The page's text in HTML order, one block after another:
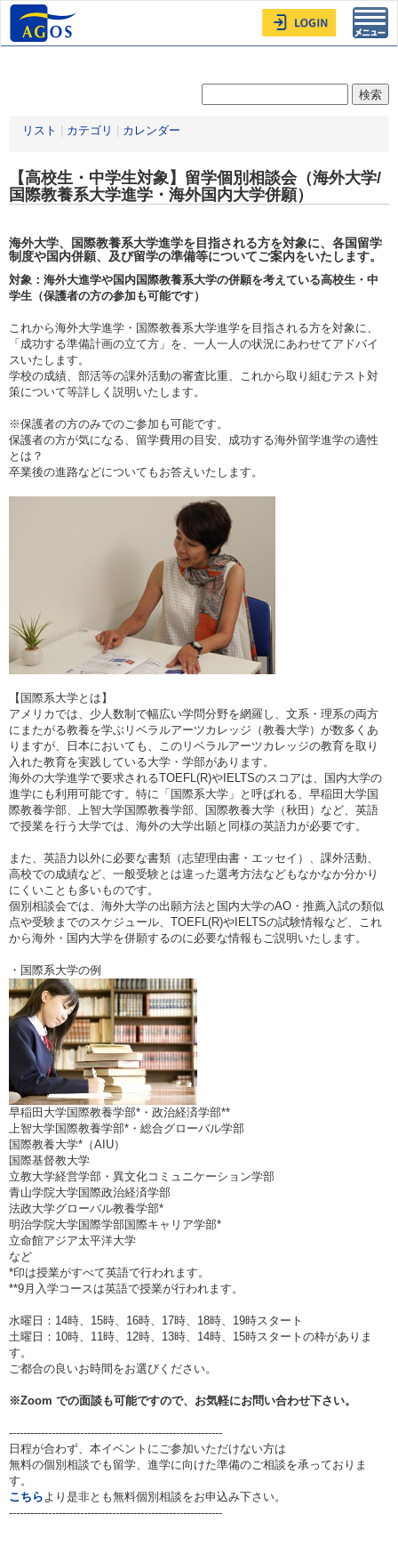
リスト カテゴリ カレンダー
【高校生・中学生対象】留学個別相談会（海外大学/
国際教養系大学進学・海外国内大学併願）
海外大学、国際教養系大学進学を目指される方を対象に、各国留学
制度や国内併願、及び留学の準備等についてご案内をいたします。
対象：海外大進学や国内国際教養系大学の併願を考えている高校生・中
学生（保護者の方の参加も可能です）
これから海外大学進学・国際教養系大学進学を目指される方を対象に、
「成功する準備計画の立て方」を、一人一人の状況にあわせてアドバイ
スいたします。
学校の成績、部活等の課外活動の審査比重、これから取り組むテスト対
策について等詳しく説明いたします。
※保護者の方のみでのご参加も可能です。
保護者の方が気になる、留学費用の目安、成功する海外留学進学の適性
とは？
卒業後の進路などについてもお答えいたします。
【国際系大学とは】
アメリカでは、少人数制で幅広い学問分野を網羅し、文系・理系の両方
にまたがる教養を学ぶリベラルアーツカレッジ（教養大学）が数多くあ
りますが、日本においても、このリベラルアーツカレッジの教育を取り
入れた教育を実践している大学・学部があります。
海外の大学進学で要求されるTOEFL(R)やIELTSのスコアは、国内大学の
進学にも利用可能です。特に「国際系大学」と呼ばれる、早稲田大学国
際教養学部、上智大学国際教養学部、国際教養大学（秋田）など、英語
で授業を行う大学では、海外の大学出願と同様の英語力が必要です。
また、英語力以外に必要な書類（志望理由書・エッセイ）、課外活動、
高校での成績など、一般受験とは違った選考方法などもなかなか分かり
にくいことも多いものです。
個別相談会では、海外大学の出願方法と国内大学のAO・推薦入試の類似
点や受験までのスケジュール、TOEFL(R)やIELTSの試験情報など、これ
から海外・国内大学を併願するのに必要な情報もご説明いたします。
・国際系大学の例
早稲田大学国際教養学部*・政治経済学部**
上智大学国際教養学部*・総合グローバル学部
国際教養大学*（AIU）
国際基督教大学
立教大学経営学部・異文化コミュニケーション学部
青山学院大学国際政治経済学部
法政大学グローバル教養学部*
明治学院大学国際学部国際キャリア学部*
立命館アジア太平洋大学
など
*印は授業がすべて英語で行われます。
**9月入学コースは英語で授業が行われます。
水曜日：14時、15時、16時、17時、18時、19時スタート
土曜日：10時、11時、12時、13時、14時、15時スタートの枠がありま
す。
ご都合の良いお時間をお選びください。
※Zoom での面談も可能ですので、お気軽にお問い合わせ下さい。
------------------------------------------------------------
日程が合わず、本イベントにご参加いただけない方は
無料の個別相談でも留学、進学に向けた準備のご相談を承っておりま
す。
こちらより是非とも無料個別相談をお申込み下さい。
------------------------------------------------------------